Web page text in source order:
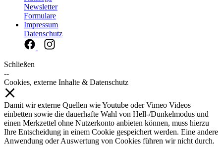
Newsletter
Formulare
Impressum
Datenschutz
Schließen
--
Cookies, externe Inhalte & Datenschutz
Damit wir externe Quellen wie Youtube oder Vimeo Videos
einbetten sowie die dauerhafte Wahl von Hell-/Dunkelmodus und
einen Merkzettel ohne Nutzerkonto anbieten können, muss hierzu
Ihre Entscheidung in einem Cookie gespeichert werden. Eine andere
Anwendung oder Auswertung von Cookies führen wir nicht durch.